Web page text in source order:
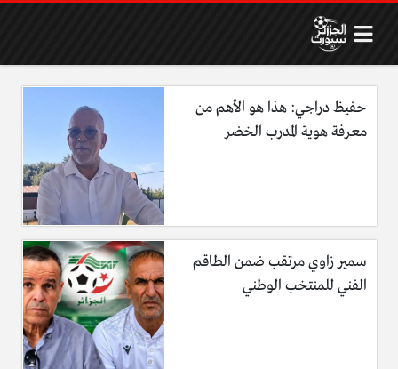
حفيظ دراجي: هذا هو الأهم من
معرفة هوية المدرب الخضر
سمير زاوي مرتقب ضمن الطاقم
الفني للمنتخب الوطني